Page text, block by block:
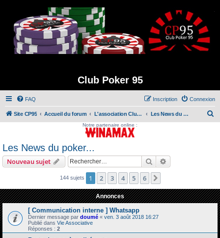
Club Poker 95
FAQ Connexion
Inscription
Site CP95 Accueil du forum L'association Club Poker 95 Les News du poker...
h
Notre partenaire online :
Les News du poker...
Nouveau sujet Rechercher
144 sujets 1 2 3 4 5 6
Annonces
[ Communication interne ] Whatsapp
Dernier message par doumé « ven. 3 août 2018 16:27
Publié dans Vie Associative
Réponses : 2